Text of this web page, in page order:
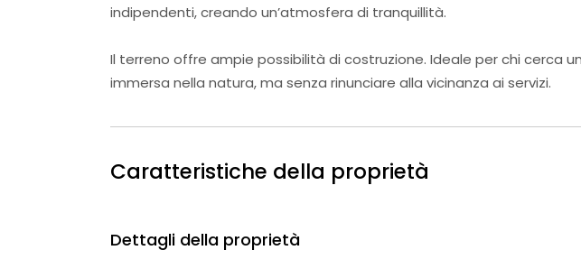
indipendenti, creando un’atmosfera di tranquillità.
Il terreno offre ampie possibilità di costruzione. Ideale per chi cerca
immersa nella natura, ma senza rinunciare alla vicinanza ai servizi.
Caratteristiche della proprietà
Dettagli della proprietà